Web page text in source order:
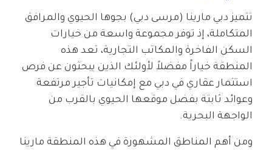
تتميز دبي مارينا (مرسى دبي) بجوها الحيوي والمرافق
المتكاملة، إذ توفر مجموعة واسعة من خيارات
السكن الفاخرة والمكاتب التجارية، تعد هذه
المنطقة خياراً مفضلاً لأولئك الذين يبحثون عن فرص
استثمار عقاري في دبي مع إمكانيات تأجير مرتفعة
وعوائد ثابتة بفضل موقعها الحيوي بالقرب من
الواجهة البحرية.
ومن أهم المناطق المشهورة في هذه المنطقة مارينا